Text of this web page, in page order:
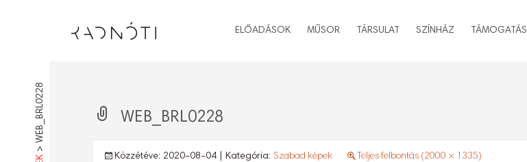
ELŐADÁSOK MŰSOR TÁRSULAT SZÍNHÁZ TÁMOGATÁS
>
WEB_BRL0228 WEB_BRL0228
Közzétéve: 2020-08-04 | Kategória: Szabad képek Teljes felbontás (2000 × 1335)